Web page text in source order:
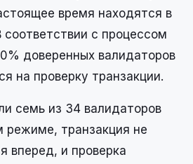
время находятся в
с процессом
доверенных валидаторов
на проверку транзакции.
семь из 34 валидаторов
режиме, транзакция не
вперед, и проверка